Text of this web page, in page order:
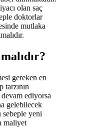
olan saç
doktorlar
mutlaka
gereken en
ediyorsa
gelebilecek
sebeple yeni
maliyet